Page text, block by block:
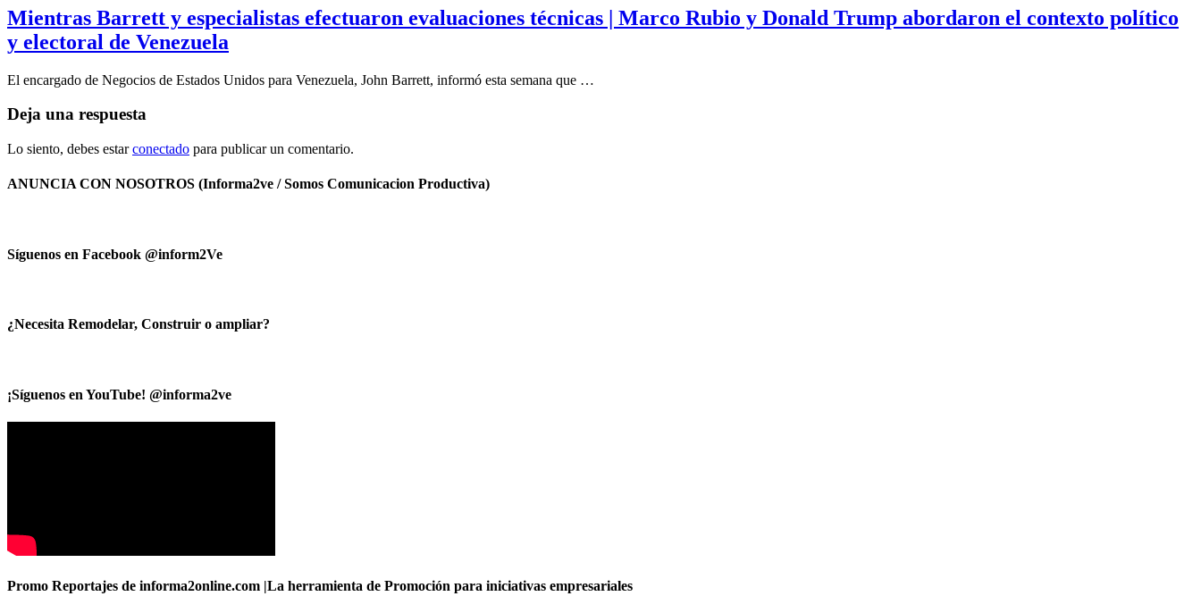
Mientras Barrett y especialistas efectuaron evaluaciones técnicas | Marco Rubio y Donald Trump abordaron el contexto político
y electoral de Venezuela
El encargado de Negocios de Estados Unidos para Venezuela, John Barrett, informó esta semana que …
Deja una respuesta
Lo siento, debes estarconectado para publicar un comentario.
ANUNCIA CON NOSOTROS (Informa2ve / Somos Comunicacion Productiva)
Síguenos en Facebook @inform2Ve
¿Necesita Remodelar, Construir o ampliar?
¡Síguenos en YouTube! @informa2ve
Promo Reportajes de informa2online.com |La herramienta de Promoción para iniciativas empresariales